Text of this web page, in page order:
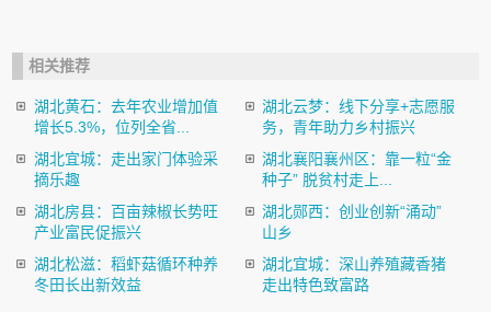
相关推荐
湖北黄石：去年农业增加值
增长5.3%，位列全省...
湖北云梦：线下分享+志愿服
务，青年助力乡村振兴
湖北宜城：走出家门体验采
摘乐趣
湖北襄阳襄州区：靠一粒“金
种子” 脱贫村走上...
湖北房县：百亩辣椒长势旺
产业富民促振兴
湖北郧西：创业创新“涌动”
山乡
湖北松滋：稻虾菇循环种养
冬田长出新效益
湖北宜城：深山养殖藏香猪
走出特色致富路